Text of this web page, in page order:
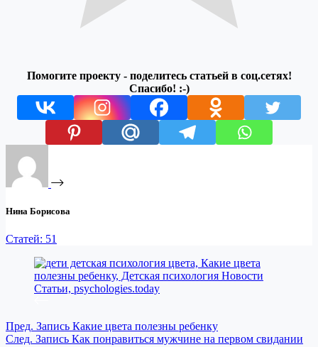
Помогите проекту - поделитесь статьей в соц.сетях!
Спасибо! :-)
Нина Борисова
Статей: 51
Пред. Запись Какие цвета полезны ребенку
След. Запись Как понравиться мужчине на первом свидании